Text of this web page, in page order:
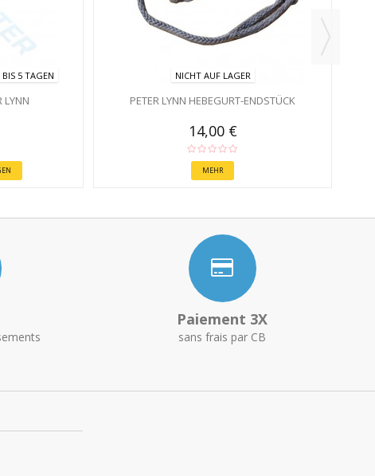
5 TAGEN
LYNN
NICHT AUF LAGER
PETER LYNN HEBEGURT-ENDSTÜCK
14,00 €
MEHR
Paiement 3X
sans frais par CB